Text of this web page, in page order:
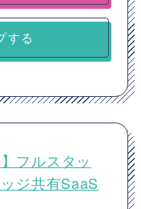
する
フルスタッ
ジ共有SaaS